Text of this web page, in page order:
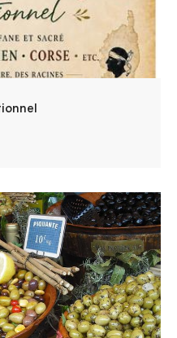
de France féminin le
la journée.